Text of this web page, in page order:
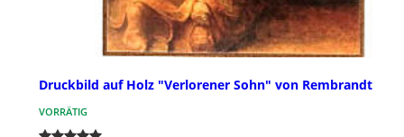
Druckbild auf Holz "Verlorener Sohn" von Rembrandt
VORRÄTIG